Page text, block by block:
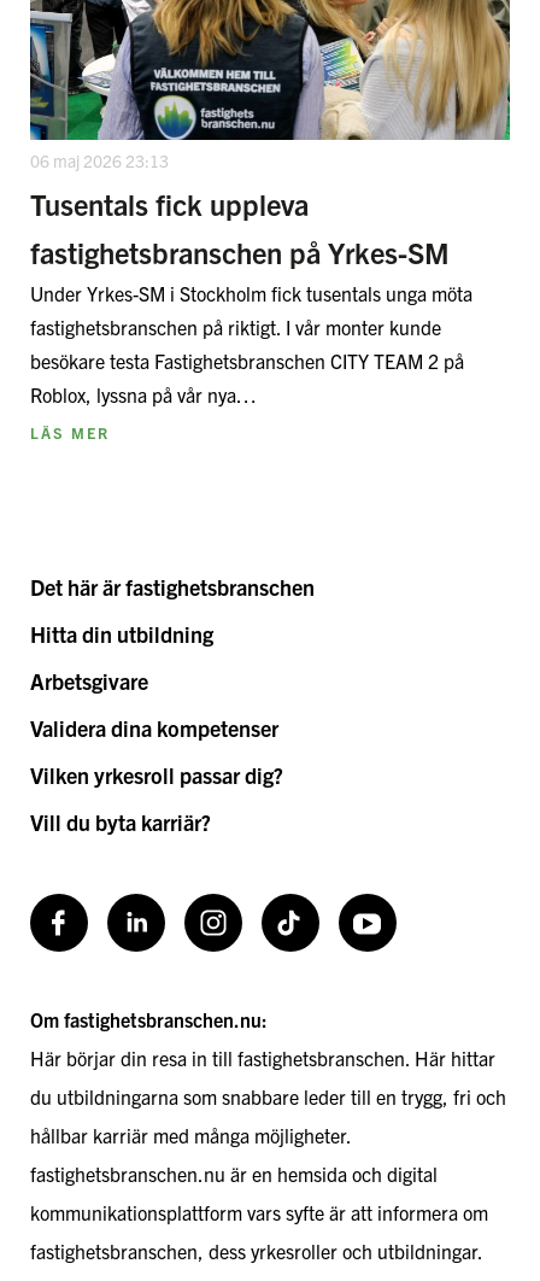
06 maj 2026 23:13
Tusentals fick uppleva
fastighetsbranschen på Yrkes-SM
Under Yrkes-SM i Stockholm fick tusentals unga möta
fastighetsbranschen på riktigt. I vår monter kunde
besökare testa Fastighetsbranschen CITY TEAM 2 på
Roblox, lyssna på vår nya…
LÄS MER
Det här är fastighetsbranschen
Hitta din utbildning
Arbetsgivare
Validera dina kompetenser
Vilken yrkesroll passar dig?
Vill du byta karriär?
FacebookLinkedInInstagramTikToK Youtube
Om fastighetsbranschen.nu:
Här börjar din resa in till fastighetsbranschen. Här hittar
du utbildningarna som snabbare leder till en trygg, fri och
hållbar karriär med många möjligheter.
fastighetsbranschen.nu är en hemsida och digital
kommunikationsplattform vars syfte är att informera om
fastighetsbranschen, dess yrkesroller och utbildningar.